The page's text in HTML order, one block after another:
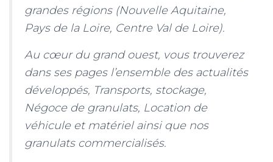
grandes régions (Nouvelle Aquitaine,
Pays de la Loire, Centre Val de Loire).
Au cœur du grand ouest, vous trouverez
dans ses pages l’ensemble des actualités
développés, Transports, stockage,
Négoce de granulats, Location de
véhicule et matériel ainsi que nos
granulats commercialisés.